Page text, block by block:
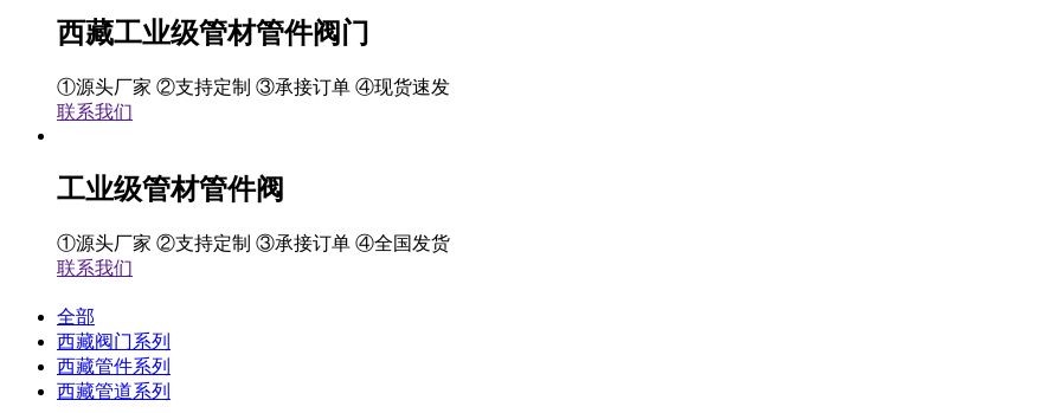
西藏工业级管材管件阀门
①源头厂家 ②支持定制 ③承接订单 ④现货速发
联系我们
工业级管材管件阀
①源头厂家 ②支持定制 ③承接订单 ④全国发货
联系我们
全部
西藏阀门系列
西藏管件系列
西藏管道系列